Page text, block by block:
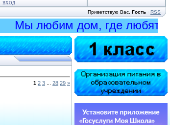
ВХОД
Приветствую Вас Гость · RSS
Мы любим дом, где любят нас!
1 2 3 28 29 »